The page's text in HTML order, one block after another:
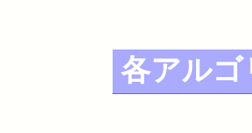
各アルゴ